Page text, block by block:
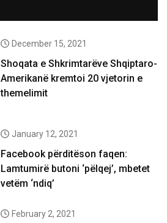
December 15, 2021
Shoqata e Shkrimtarëve Shqiptaro-
Amerikanë kremtoi 20 vjetorin e
themelimit
January 12, 2021
Facebook përditëson faqen:
Lamtumirë butoni ‘pëlqej’, mbetet
vetëm ‘ndiq’
February 2, 2021